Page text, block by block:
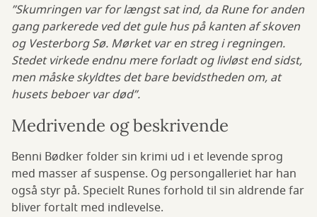
”Skumringen var for længst sat ind, da Rune for anden
gang parkerede ved det gule hus på kanten af skoven
og Vesterborg Sø. Mørket var en streg i regningen.
Stedet virkede endnu mere forladt og livløst end sidst,
men måske skyldtes det bare bevidstheden om, at
husets beboer var død”.
Medrivende og beskrivende
Benni Bødker folder sin krimi ud i et levende sprog
med masser af suspense. Og persongalleriet har han
også styr på. Specielt Runes forhold til sin aldrende far
bliver fortalt med indlevelse.